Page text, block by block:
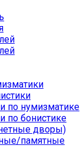
по нумизматике
по бонистике
дворы)
памятные